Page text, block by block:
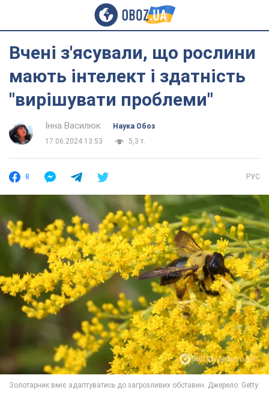
Вчені з'ясували, що рослини
мають інтелект і здатність
"вирішувати проблеми"
Інна Василюк
Наука Обоз
17.06.2024 13:53
5,3 т.
8 РУС